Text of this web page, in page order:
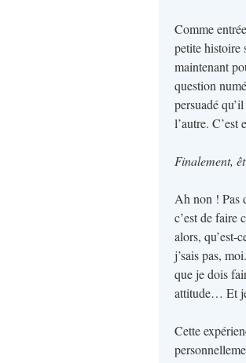
Comme
petite histoire
maintenant
question
persuadé
l’autre.
Finalement,
Ah non ! Pas
c’est de faire
alors, qu’est-
j’sais pas,
que je dois
attitude… Et
Cette